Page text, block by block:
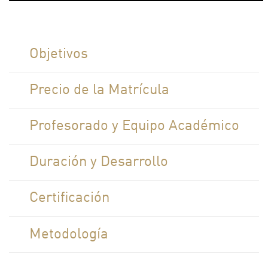
Objetivos
Precio de la Matrícula
Profesorado y Equipo Académico
Duración y Desarrollo
Certificación
Metodología